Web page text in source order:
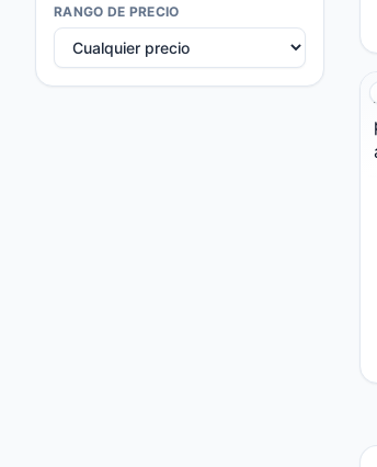
RANGO DE PRECIO